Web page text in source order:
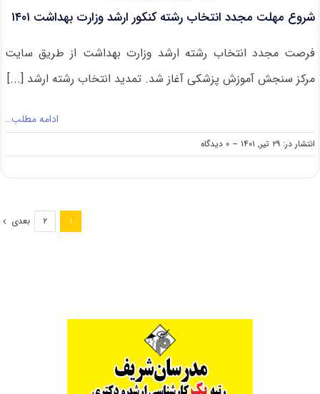
شروع مهلت مجدد انتخاب رشته کنکور ارشد وزارت بهداشت ۱۴۰۱
فرصت مجدد انتخاب رشته ارشد وزارت بهداشت از طریق سایت
مرکز سنجش آموزش پزشکی آغاز شد. تمدید انتخاب رشته ارشد [...]
ادامه مطلب…
انتشار در: ۲۹ تیر, ۱۴۰۱ -- ۰ دیدگاه
on
شروع
۱ ۲ بعدی